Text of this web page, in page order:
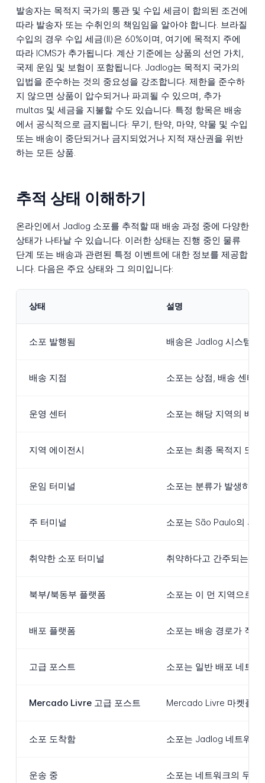
발송자는 목적지 국가의 통관 및 수입 세금이 합의된 조건에
따라 발송자 또는 수취인의 책임임을 알아야 합니다. 브라질
수입의 경우 수입 세금(II)은 60%이며, 여기에 목적지 주에
따라 ICMS가 추가됩니다. 계산 기준에는 상품의 선언 가치,
국제 운임 및 보험이 포함됩니다. Jadlog는 목적지 국가의
입법을 준수하는 것의 중요성을 강조합니다. 제한을 준수하
지 않으면 상품이 압수되거나 파괴될 수 있으며, 추가
multas 및 세금을 지불할 수도 있습니다. 특정 항목은 배송
에서 공식적으로 금지됩니다: 무기, 탄약, 마약, 약물 및 수입
또는 배송이 중단되거나 금지되었거나 지적 재산권을 위반
하는 모든 상품.
추적 상태 이해하기
온라인에서 Jadlog 소포를 추적할 때 배송 과정 중에 다양한
상태가 나타날 수 있습니다. 이러한 상태는 진행 중인 물류
단계 또는 배송과 관련된 특정 이벤트에 대한 정보를 제공합
니다. 다음은 주요 상태와 그 의미입니다:
상태 설명
소포 발행됨 배송은 Jadlog 시스템에
배송 지점 소포는 상점, 배송 센터
운영 센터 소포는 해당 지역의 배
지역 에이전시 소포는 최종 목적지 또
운임 터미널 소포는 분류가 발생하고
주 터미널 소포는 São Paulo의
취약한 소포 터미널 취약하다고 간주되는 소
북부/북동부 플랫폼 소포는 이 먼 지역으로
배포 플랫폼 소포는 배송 경로가 직
고급 포스트 소포는 일반 배포 네트
Mercado Livre 고급 포스트 Mercado Livre 마켓플레
소포 도착함 소포는 Jadlog 네트워크
운송 중 소포는 네트워크의 두